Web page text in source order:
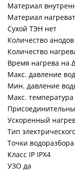
Материал
Материал
Сухой ТЭН нет
Количество анодов
Количество
Время нагрева на
Макс. давление
Мин. давление
Макс.
Ускоренный
Тип
Точки
Класс IP IPX4
УЗО да